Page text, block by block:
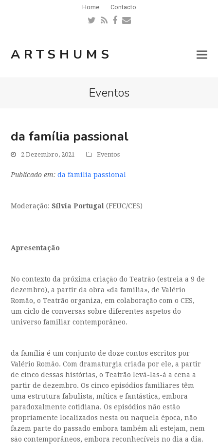
Home Contacto
Twitter
RSSFacebook
Email
ARTSHUMS
Eventos
da família passional
2 Dezembro, 2021 Eventos
Publicado em: da família passional
Moderação:Sílvia Portugal(FEUC/CES)
Apresentação
No contexto da próxima criação do Teatrão (estreia a 9 de
dezembro), a partir da obra «da familia», de Valério
Romão, o Teatrão organiza, em colaboração com o CES,
um ciclo de conversas sobre diferentes aspetos do
universo familiar contemporâneo.
da família é um conjunto de doze contos escritos por
Valério Romão. Com dramaturgia criada por ele, a partir
de cinco dessas histórias, o Teatrão levá-las-á a cena a
partir de dezembro. Os cinco episódios familiares têm
uma estrutura fabulista, mítica e fantástica, embora
paradoxalmente cotidiana. Os episódios não estão
propriamente localizados nesta ou naquela época, não
fazem parte do passado embora também ali estejam, nem
são contemporâneos, embora reconhecíveis no dia a dia.